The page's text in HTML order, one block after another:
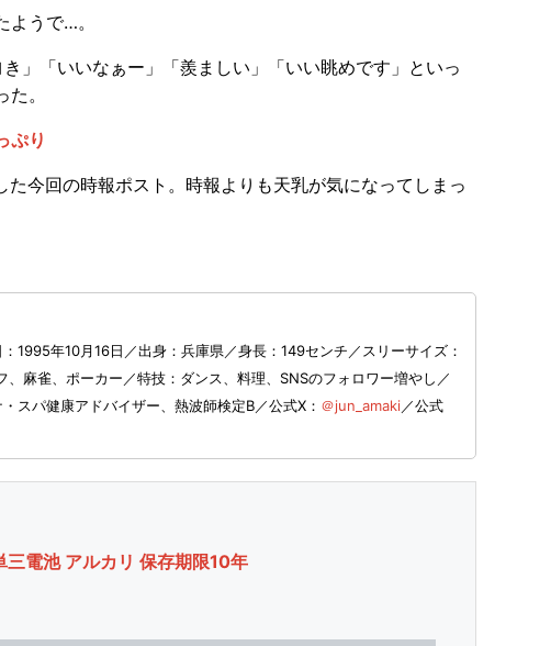
うで…。
」「いいなぁー」「羨ましい」「いい眺めです」といっ
。
ぷり
今回の時報ポスト。時報よりも天乳が気になってしまっ
1995年10月16日／出身：兵庫県／身長：149センチ／スリーサイズ：
麻雀、ポーカー／特技：ダンス、料理、SNSのフォロワー増やし／
スパ健康アドバイザー、熱波師検定B／公式X： ＠jun_amaki／公式
三電池 アルカリ 保存期限10年